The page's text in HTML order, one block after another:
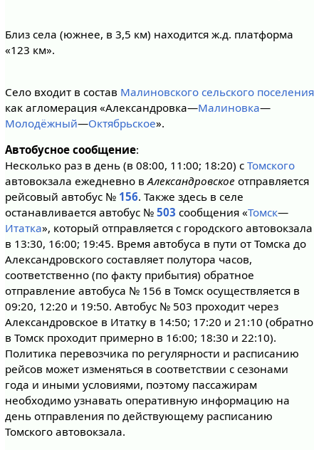
Близ села (южнее, в 3,5 км) находится ж.д. платформа
«123 км».
Село входит в состав Малиновского сельского поселения
как агломерация «Александровка—Малиновка—
Молодёжный—Октябрьское».
Автобусное сообщение:
Несколько раз в день (в 08:00, 11:00; 18:20) с Томского
автовокзала ежедневно вАлександровское отправляется
рейсовый автобус № 156. Также здесь в селе
останавливается автобус № 503 сообщения «Томск—
Итатка», который отправляется с городского автовокзала
в 13:30, 16:00; 19:45. Время автобуса в пути от Томска до
Александровского составляет полутора часов,
соответственно (по факту прибытия) обратное
отправление автобуса № 156 в Томск осуществляется в
09:20, 12:20 и 19:50. Автобус № 503 проходит через
Александровское в Итатку в 14:50; 17:20 и 21:10 (обратно
в Томск проходит примерно в 16:00; 18:30 и 22:10).
Политика перевозчика по регулярности и расписанию
рейсов может изменяться в соответствии с сезонами
года и иными условиями, поэтому пассажирам
необходимо узнавать оперативную информацию на
день отправления по действующему расписанию
Томского автовокзала.